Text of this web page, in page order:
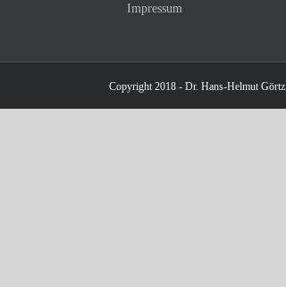
Impressum
Copyright 2018 - Dr. Hans-Helmut Görtz